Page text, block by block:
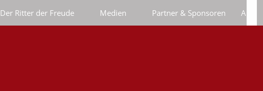
Der Ritter der Freude Medien Partner & Sponsoren